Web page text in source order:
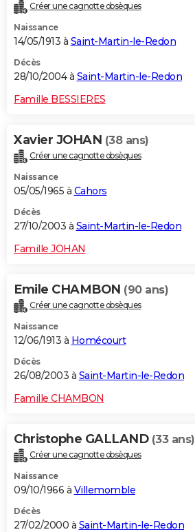
Créer une cagnotte obsèques
Naissance
14/05/1913 à Saint-Martin-le-Redon
Décès
28/10/2004 à Saint-Martin-le-Redon
Famille BESSIERES
Xavier JOHAN (38 ans)
Créer une cagnotte obsèques
Naissance
05/05/1965 à Cahors
Décès
27/10/2003 à Saint-Martin-le-Redon
Famille JOHAN
Emile CHAMBON (90 ans)
Créer une cagnotte obsèques
Naissance
12/06/1913 à Homécourt
Décès
26/08/2003 à Saint-Martin-le-Redon
Famille CHAMBON
Christophe GALLAND (33 ans)
Créer une cagnotte obsèques
Naissance
09/10/1966 à Villemomble
Décès
27/02/2000 à Saint-Martin-le-Redon